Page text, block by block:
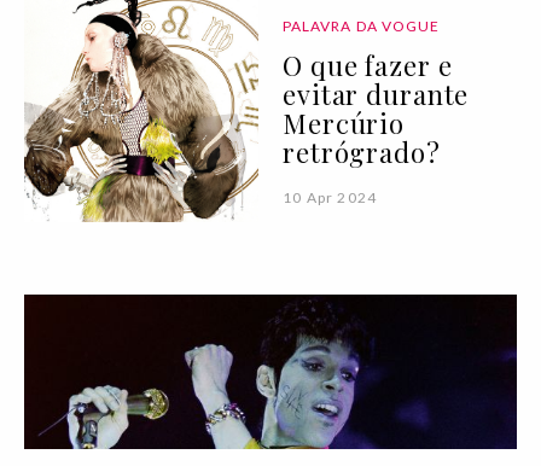
PALAVRA DA VOGUE
O que fazer e
evitar durante
Mercúrio
retrógrado?
10 Apr 2024